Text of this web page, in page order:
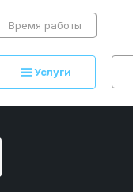
Время работы
Услуги